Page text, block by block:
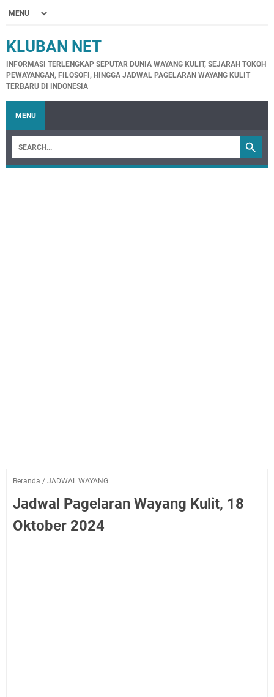
KLUBAN NET
INFORMASI TERLENGKAP SEPUTAR DUNIA WAYANG KULIT, SEJARAH TOKOH
PEWAYANGAN, FILOSOFI, HINGGA JADWAL PAGELARAN WAYANG KULIT
TERBARU DI INDONESIA
MENU
Beranda / JADWAL WAYANG
Jadwal Pagelaran Wayang Kulit, 18
Oktober 2024